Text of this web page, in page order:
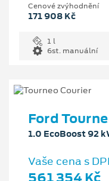
Cenové zvýhodnění
171 908 Kč
1 l
6st. manuální
Ford
1.0 EcoBoost 92
Vaše cena s
561 354 Kč